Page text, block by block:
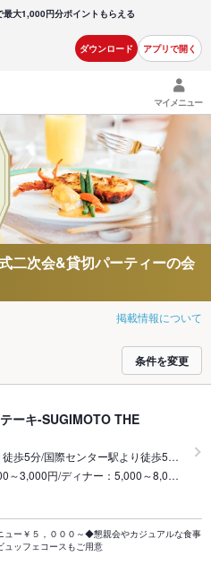
最大1,000円分ポイントもらえる
ダウンロード アプリで開く
マイメニュー
二次会&貸切パーティーの会
掲載情報について
条件を変更
ーキ-SUGIMOTO THE
徒歩5分/国際センター駅より徒歩5…
～3,000円/ディナー：5,000～8,0…
ー￥５，０００～◆懇親会やカジュアルな食事
ッフェコースもご用意